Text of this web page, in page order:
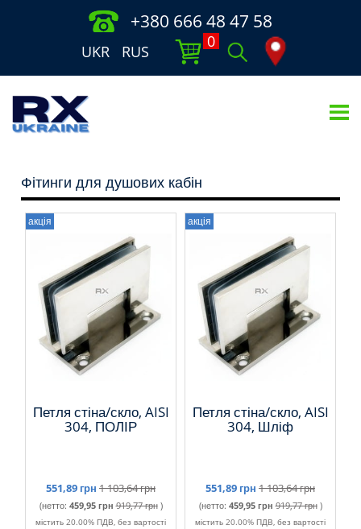
+380 666 48 47 58
UKR RUS
0
Фітинги для душових кабін
Петля стіна/скло, AISI
304, ПОЛІР
551,89 грн 1 103,64 грн
(нетто: 459,95 грн 919,77 грн)
містить 20.00% ПДВ, без вартості
акція
Петля стіна/скло, AISI
304, Шліф
551,89 грн 1 103,64 грн
(нетто: 459,95 грн 919,77 грн)
містить 20.00% ПДВ, без вартості
акція